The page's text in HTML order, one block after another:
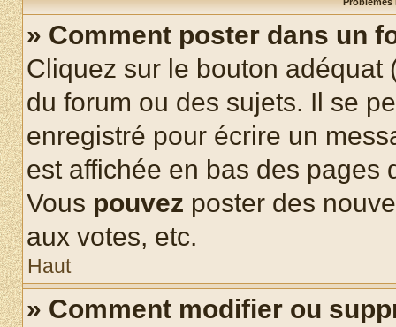
» Comment poster dans un
Cliquez sur le bouton
du forum ou des sujets. Il se
enregistré pour écrire un
est affichée en bas des pages
Vous pouvez poster des
aux votes, etc.
Haut
» Comment modifier ou